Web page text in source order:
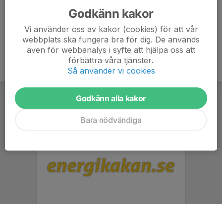
Godkänn kakor
Vi använder oss av kakor (cookies) för att vår
webbplats ska fungera bra för dig. De används
även för webbanalys i syfte att hjälpa oss att
förbättra våra tjänster.
Så använder vi cookies
Godkänn alla kakor
Bara nödvändiga